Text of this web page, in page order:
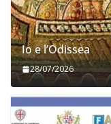
Io e l’Odissea
28/07/2026